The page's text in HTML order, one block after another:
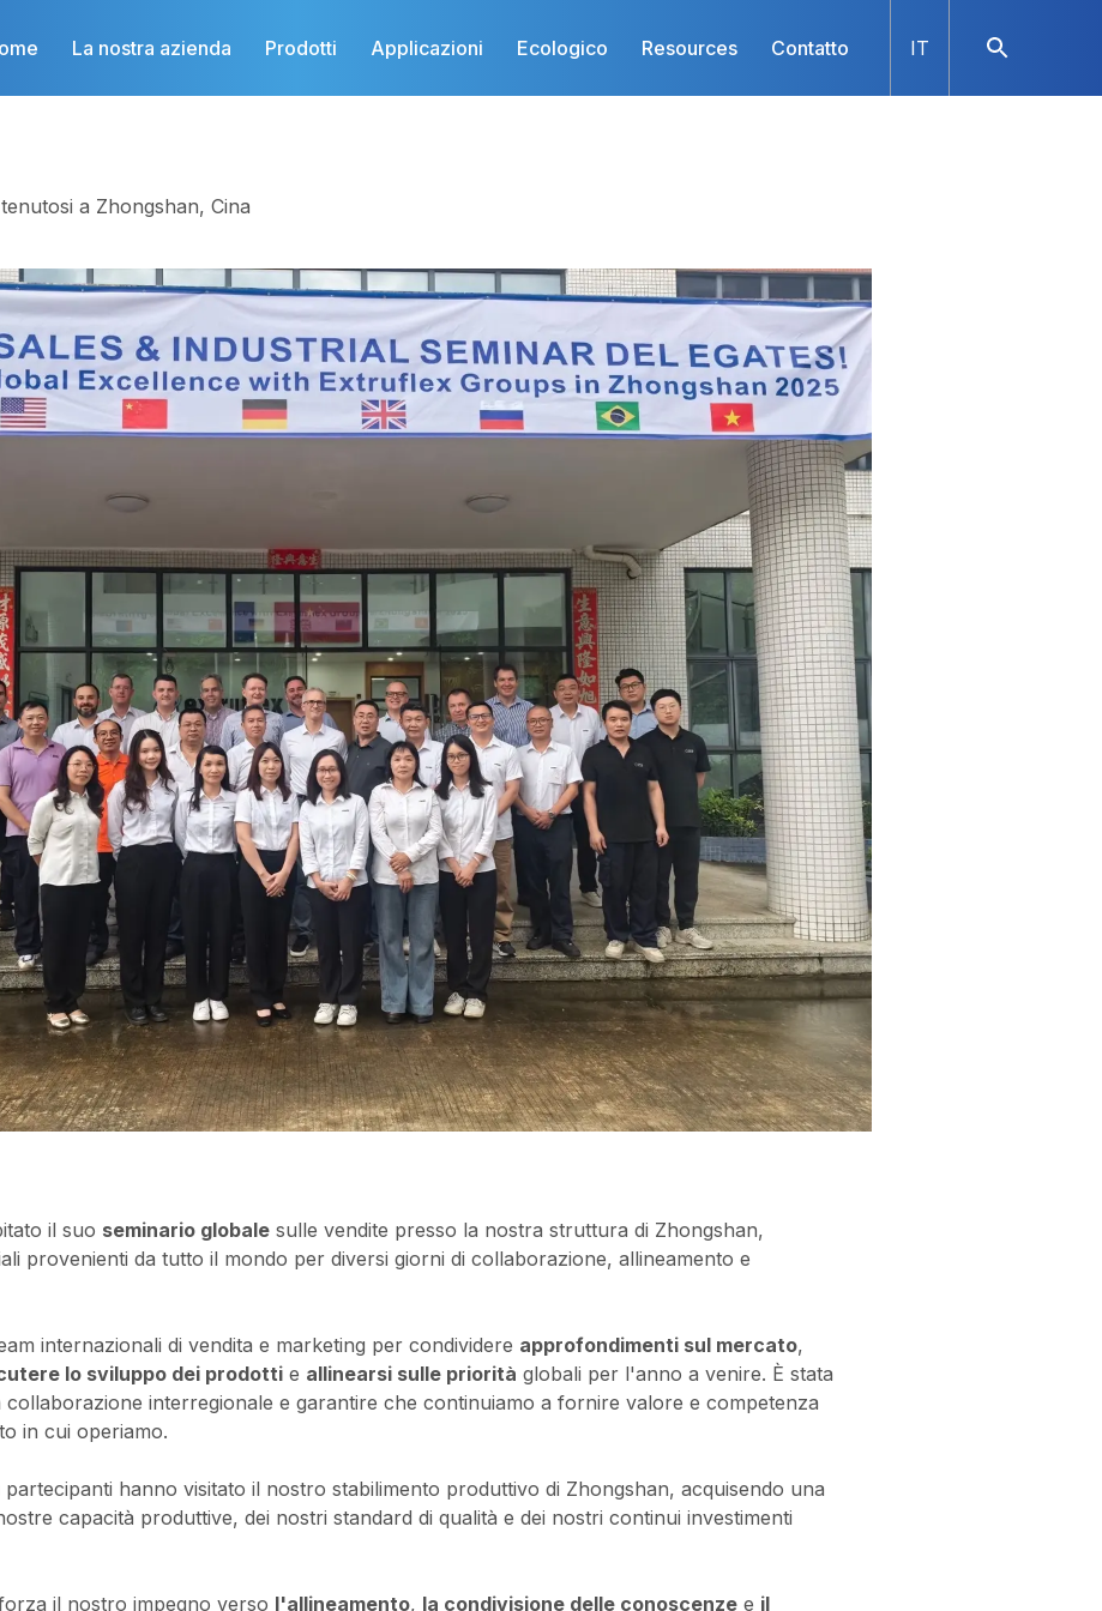
La nostra azienda Prodotti Applicazioni Ecologico Resources Contatto IT
a Zhongshan, Cina
il suo seminario globale sulle vendite presso la nostra struttura di Zhongshan,
provenienti da tutto il mondo per diversi giorni di collaborazione, allineamento e
internazionali di vendita e marketing per condividere approfondimenti sul mercato,
lo sviluppo dei prodotti e allinearsi sulle priorità globali per l'anno a venire. È stata
interregionale e garantire che continuiamo a fornire valore e competenza
in cui operiamo.
hanno visitato il nostro stabilimento produttivo di Zhongshan, acquisendo una
capacità produttive, dei nostri standard di qualità e dei nostri continui investimenti
il nostro impegno verso l'allineamento, la condivisione delle conoscenze e il